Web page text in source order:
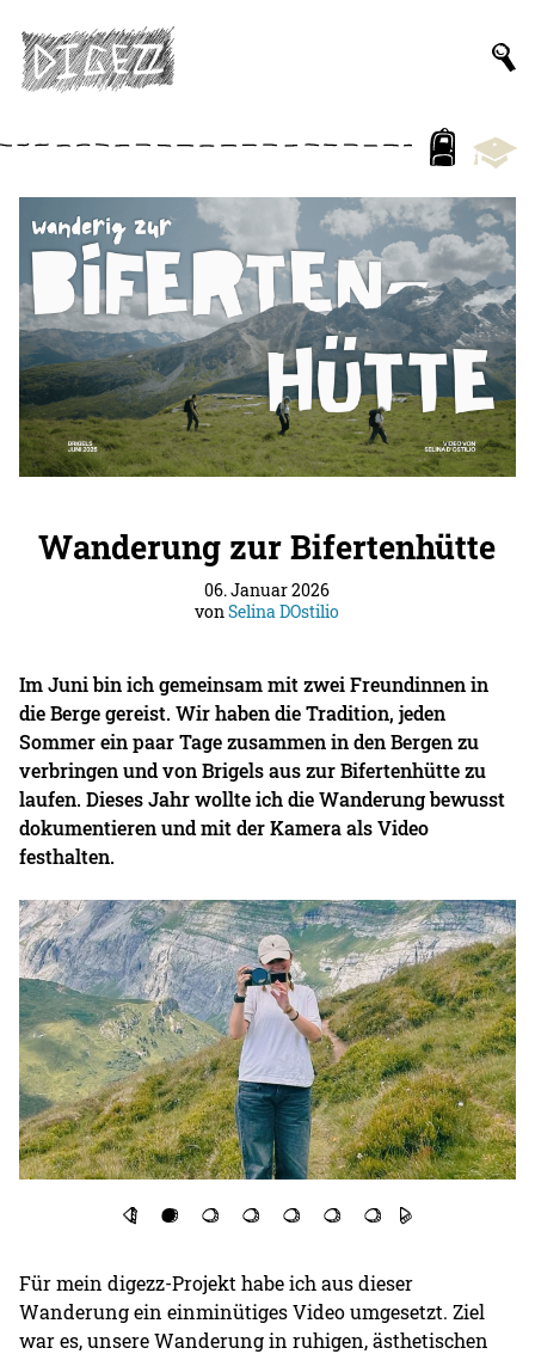
Wanderung zur Bifertenhütte
06. Januar 2026
vonSelina DOstilio
Im Juni bin ich gemeinsam mit zwei Freundinnen in
die Berge gereist. Wir haben die Tradition, jeden
Sommer ein paar Tage zusammen in den Bergen zu
verbringen und von Brigels aus zur Bifertenhütte zu
laufen. Dieses Jahr wollte ich die Wanderung bewusst
dokumentieren und mit der Kamera als Video
festhalten.
Für mein digezz-Projekt habe ich aus dieser
Wanderung ein einminütiges Video umgesetzt. Ziel
war es, unsere Wanderung in ruhigen, ästhetischen